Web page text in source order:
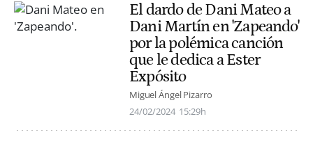
El dardo de Dani Mateo a
Dani Martín en 'Zapeando'
por la polémica canción
que le dedica a Ester
Expósito
Miguel Ángel Pizarro
24/02/2024 15:29h